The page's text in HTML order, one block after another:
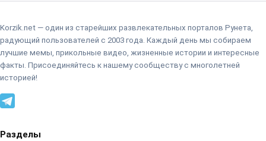
Korzik.net — один из старейших развлекательных порталов Рунета,
радующий пользователей с 2003 года. Каждый день мы собираем
лучшие мемы, прикольные видео, жизненные истории и интересные
факты. Присоединяйтесь к нашему сообществу с многолетней
историей!
Разделы